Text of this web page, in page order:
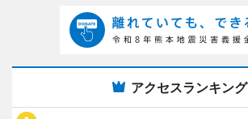
アクセスランキング